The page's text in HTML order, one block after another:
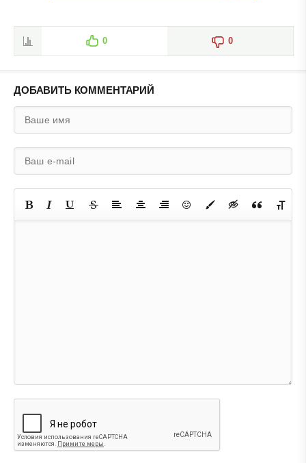
0 0
ДОБАВИТЬ КОММЕНТАРИЙ